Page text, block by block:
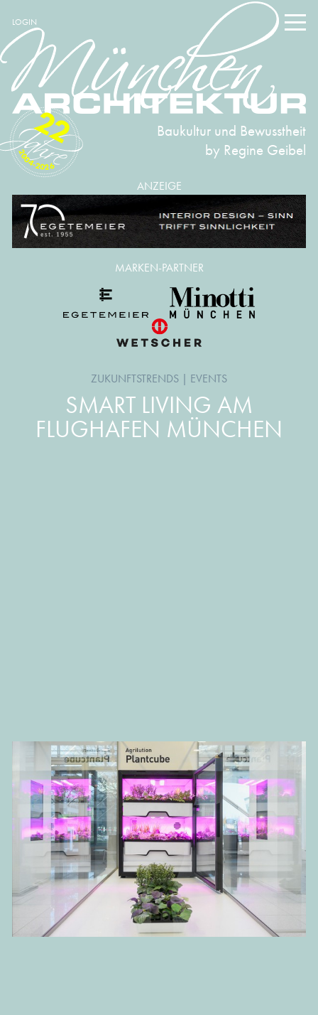
LOGIN
Baukultur und Bewusstheit
by Regine Geibel
2004-2026
22
ANZEIGE
ZUKUNFTSTRENDS | EVENTS
SMART LIVING AM
FLUGHAFEN MÜNCHEN